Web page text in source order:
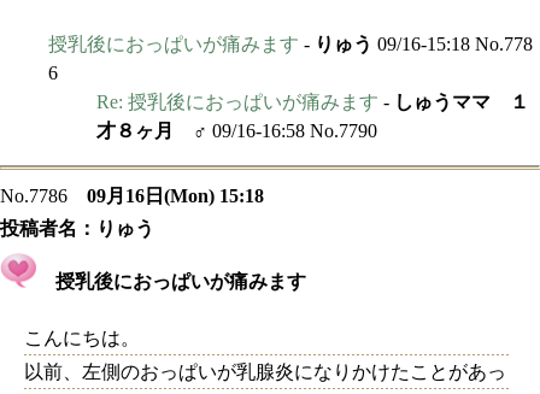
授乳後におっぱいが痛みます - りゅう 09/16-15:18 No.778
6
Re: 授乳後におっぱいが痛みます - しゅうママ １
才８ヶ月 ♂ 09/16-16:58 No.7790
No.7786
09月16日(Mon) 15:18
投稿者名： りゅう
授乳後におっぱいが痛みます
こんにちは。
以前、左側のおっぱいが乳腺炎になりかけたことがあっ